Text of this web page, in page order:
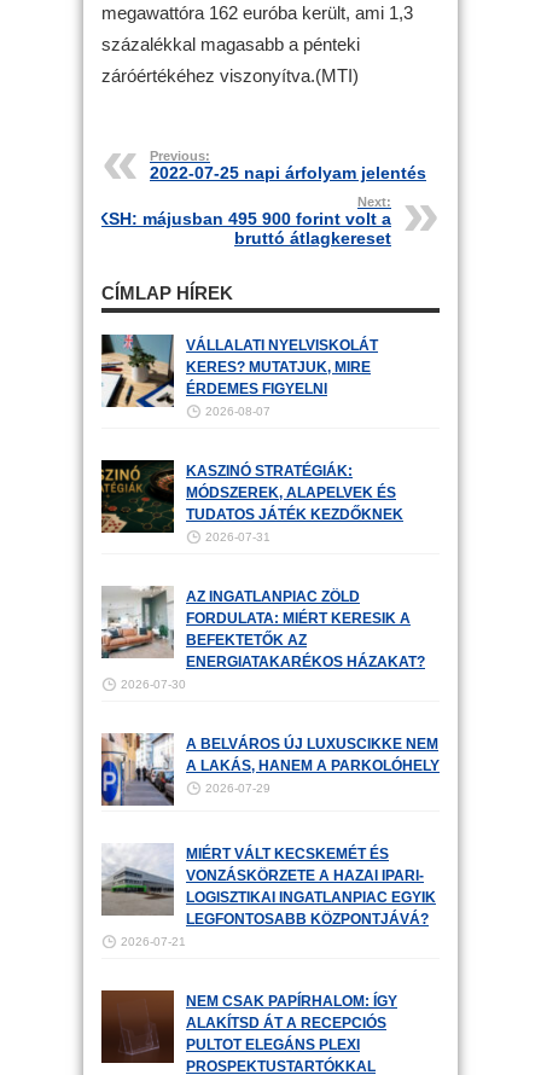
megawattóra 162 euróba került, ami 1,3
százalékkal magasabb a pénteki
záróértékéhez viszonyítva.(MTI)
Previous:
2022-07-25 napi árfolyam jelentés
Next:
KSH: májusban 495 900 forint volt a
bruttó átlagkereset
CÍMLAP HÍREK
VÁLLALATI NYELVISKOLÁT
KERES? MUTATJUK, MIRE
ÉRDEMES FIGYELNI
2026-08-07
KASZINÓ STRATÉGIÁK:
MÓDSZEREK, ALAPELVEK ÉS
TUDATOS JÁTÉK KEZDŐKNEK
2026-07-31
AZ INGATLANPIAC ZÖLD
FORDULATA: MIÉRT KERESIK A
BEFEKTETŐK AZ
ENERGIATAKARÉKOS HÁZAKAT?
2026-07-30
A BELVÁROS ÚJ LUXUSCIKKE NEM
A LAKÁS, HANEM A PARKOLÓHELY
2026-07-29
MIÉRT VÁLT KECSKEMÉT ÉS
VONZÁSKÖRZETE A HAZAI IPARI-
LOGISZTIKAI INGATLANPIAC EGYIK
LEGFONTOSABB KÖZPONTJÁVÁ?
2026-07-21
NEM CSAK PAPÍRHALOM: ÍGY
ALAKÍTSD ÁT A RECEPCIÓS
PULTOT ELEGÁNS PLEXI
PROSPEKTUSTARTÓKKAL